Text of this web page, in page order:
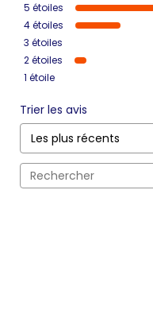
5 étoiles
4étoiles
3 étoiles
2étoiles
1 étoile
Trier les avis